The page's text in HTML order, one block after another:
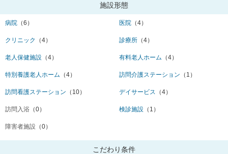
施設形態
病院 （6） 医院 （4）
クリニック （4） 診療所 （4）
老人保健施設 （4） 有料老人ホーム （4）
特別養護老人ホーム （4） 訪問介護ステーション （1）
訪問看護ステーション （10） デイサービス （4）
訪問入浴 （0） 検診施設 （1）
障害者施設 （0）
こだわり条件